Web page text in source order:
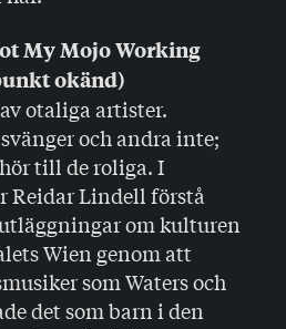
My Mojo Working
okänd)
otaliga artister.
och andra inte;
till de roliga. I
Reidar Lindell förstå
om kulturen
Wien genom att
som Waters och
det som barn i den